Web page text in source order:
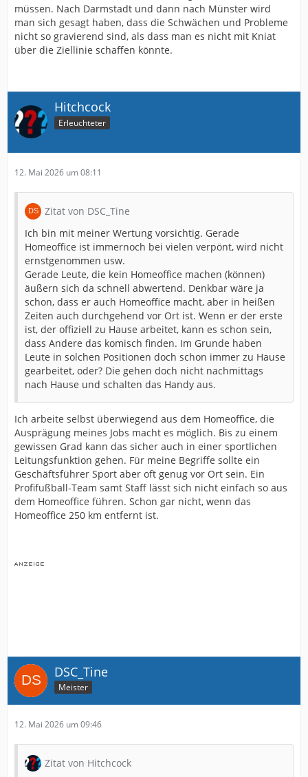
müssen. Nach Darmstadt und dann nach Münster wird
man sich gesagt haben, dass die Schwächen und Probleme
nicht so gravierend sind, als dass man es nicht mit Kniat
über die Ziellinie schaffen könnte.
Hitchcock
Erleuchteter
12. Mai 2026 um 08:11
Zitat von DSC_Tine
Ich bin mit meiner Wertung vorsichtig. Gerade
Homeoffice ist immernoch bei vielen verpönt, wird nicht
ernstgenommen usw.
Gerade Leute, die kein Homeoffice machen (können)
äußern sich da schnell abwertend. Denkbar wäre ja
schon, dass er auch Homeoffice macht, aber in heißen
Zeiten auch durchgehend vor Ort ist. Wenn er der erste
ist, der offiziell zu Hause arbeitet, kann es schon sein,
dass Andere das komisch finden. Im Grunde haben
Leute in solchen Positionen doch schon immer zu Hause
gearbeitet, oder? Die gehen doch nicht nachmittags
nach Hause und schalten das Handy aus.
Ich arbeite selbst überwiegend aus dem Homeoffice, die
Ausprägung meines Jobs macht es möglich. Bis zu einem
gewissen Grad kann das sicher auch in einer sportlichen
Leitungsfunktion gehen. Für meine Begriffe sollte ein
Geschäftsführer Sport aber oft genug vor Ort sein. Ein
Profifußball-Team samt Staff lässt sich nicht einfach so aus
dem Homeoffice führen. Schon gar nicht, wenn das
Homeoffice 250 km entfernt ist.
DSC_Tine
Meister
12. Mai 2026 um 09:46
Zitat von Hitchcock